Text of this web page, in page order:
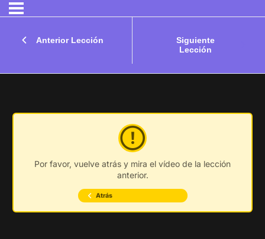
Anterior Lección
Siguiente
Lección
Por favor, vuelve atrás y mira el vídeo de la lección
anterior.
Atrás